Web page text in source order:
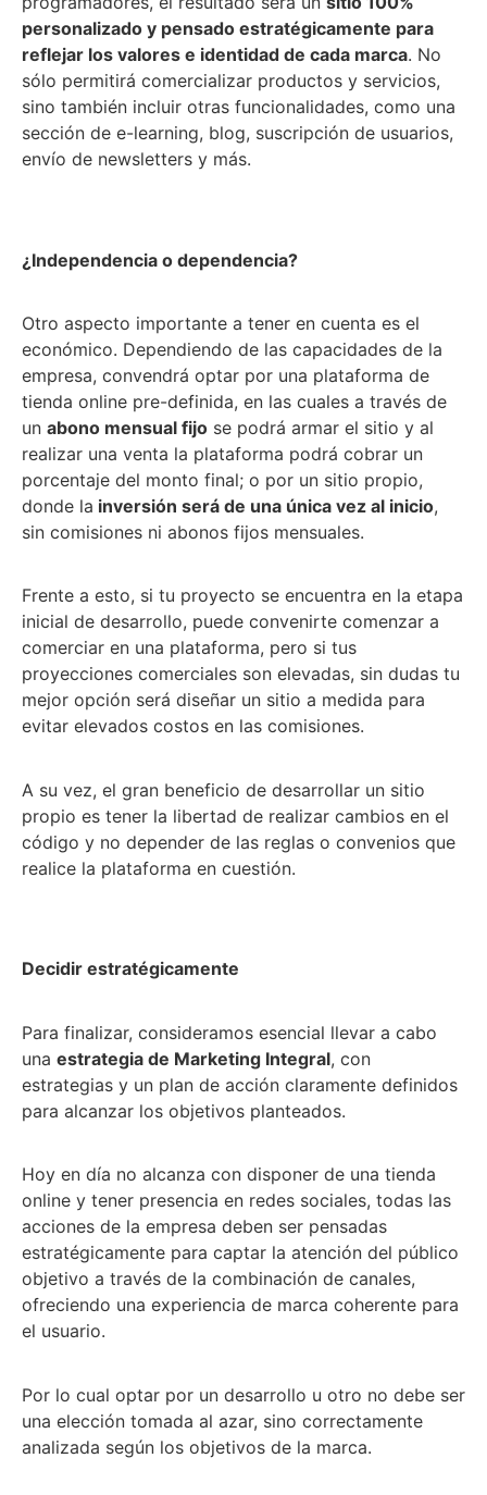
personalizado y pensado estratégicamente para
reflejar los valores e identidad de cada marca. No
sólo permitirá comercializar productos y servicios,
sino también incluir otras funcionalidades, como una
sección de e-learning, blog, suscripción de usuarios,
envío de newsletters y más.
¿Independencia o dependencia?
Otro aspecto importante a tener en cuenta es el
económico. Dependiendo de las capacidades de la
empresa, convendrá optar por una plataforma de
tienda online pre-definida, en las cuales a través de
un abono mensual fijo se podrá armar el sitio y al
realizar una venta la plataforma podrá cobrar un
porcentaje del monto final; o por un sitio propio,
donde la inversión será de una única vez al inicio,
sin comisiones ni abonos fijos mensuales.
Frente a esto, si tu proyecto se encuentra en la etapa
inicial de desarrollo, puede convenirte comenzar a
comerciar en una plataforma, pero si tus
proyecciones comerciales son elevadas, sin dudas tu
mejor opción será diseñar un sitio a medida para
evitar elevados costos en las comisiones.
A su vez, el gran beneficio de desarrollar un sitio
propio es tener la libertad de realizar cambios en el
código y no depender de las reglas o convenios que
realice la plataforma en cuestión.
Decidir estratégicamente
Para finalizar, consideramos esencial llevar a cabo
una estrategia de Marketing Integral, con
estrategias y un plan de acción claramente definidos
para alcanzar los objetivos planteados.
Hoy en día no alcanza con disponer de una tienda
online y tener presencia en redes sociales, todas las
acciones de la empresa deben ser pensadas
estratégicamente para captar la atención del público
objetivo a través de la combinación de canales,
ofreciendo una experiencia de marca coherente para
el usuario.
Por lo cual optar por un desarrollo u otro no debe ser
una elección tomada al azar, sino correctamente
analizada según los objetivos de la marca.